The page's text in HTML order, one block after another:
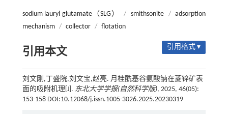
sodium lauryl glutamate（SLG） / smithsonite / adsorption
mechanism / collector / flotation
引用本文 引用格式 ▾
刘文刚,丁盛院,刘文宝,赵亮. 月桂酰基谷氨酸钠在菱锌矿表
面的吸附机理[J]. 东北大学学报(自然科学版), 2025, 46(05):
153-158 DOI:10.12068/j.issn.1005-3026.2025.20230319